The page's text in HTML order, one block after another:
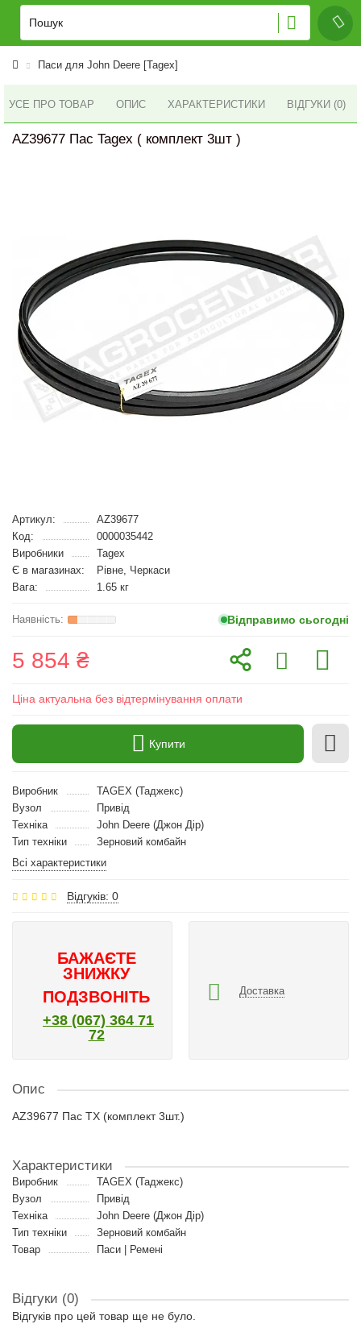
Паси для John Deere [Tagex]
УСЕ ПРО ТОВАР ОПИС ХАРАКТЕРИСТИКИ ВІДГУКИ (0)
AZ39677 Пас Tagex ( комплект 3шт )
Артикул:
AZ39677
Код:
0000035442
Виробники
Tagex
Є в магазинах:
Рівне, Черкаси
Вага:
1.65 кг
Відправимо сьогодні
5 854 ₴
Ціна актуальна без відтермінування оплати
Купити
Виробник
TAGEX (Таджекс)
Вузол
Привід
Техніка
John Deere (Джон Дір)
Тип техніки
Зерновий комбайн
Всі характеристики
Відгуків: 0
БАЖАЄТЕ
ЗНИЖКУ
ПОДЗВОНІТЬ
+38 (067) 364 71
72
Доставка
Опис
AZ39677 Пас TX (комплект 3шт.)
Характеристики
Виробник
TAGEX (Таджекс)
Вузол
Привід
Техніка
John Deere (Джон Дір)
Тип техніки
Зерновий комбайн
Товар
Паси | Ремені
Відгуки (0)
Відгуків про цей товар ще не було.